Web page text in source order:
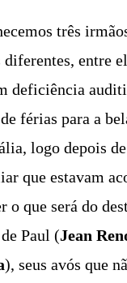
três
diferentes, entre
deficiência
férias para a
logo depois
que estavam
o que será do
Paul (Jean
), seus avós que